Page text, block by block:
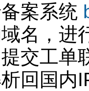
案系统
名，进
交工单
回国内